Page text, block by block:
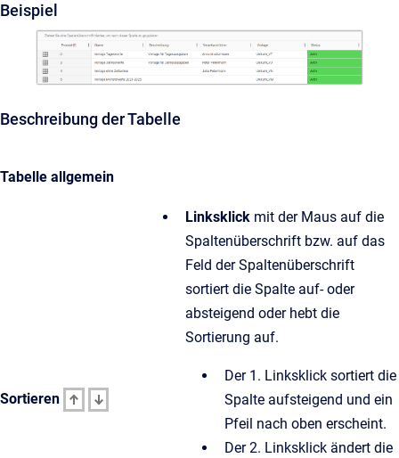
Beispiel
Beschreibung der Tabelle
Tabelle allgemein
Sortieren
Linksklick mit der Maus auf die
Spaltenüberschrift bzw. auf das
Feld der Spaltenüberschrift
sortiert die Spalte auf- oder
absteigend oder hebt die
Sortierung auf.
Der 1. Linksklick sortiert die
Spalte aufsteigend und ein
Pfeil nach oben erscheint.
Der 2. Linksklick ändert die